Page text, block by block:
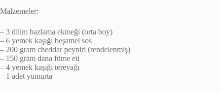
Malzemeler:
– 3 dilim bazlama ekmeği (orta boy)
– 6 yemek kaşığı beşamel sos
– 200 gram cheddar peyniri (rendelenmiş)
– 150 gram dana füme eti
– 4 yemek kaşığı tereyağı
– 1 adet yumurta